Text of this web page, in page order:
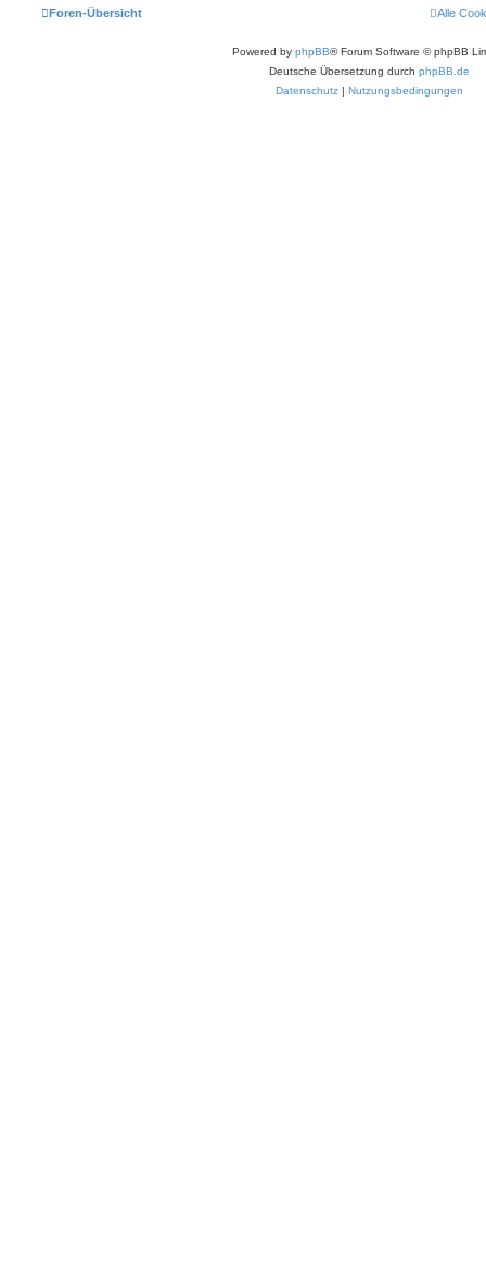
Foren-Übersicht Alle
Powered by phpBB® Forum Software © phpBB
Deutsche Übersetzung durch phpBB.de
Datenschutz | Nutzungsbedingungen